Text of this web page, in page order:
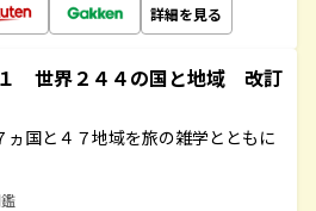
詳細を見る
世界２４４の国と地域 改訂
ヵ国と４７地域を旅の雑学とともに